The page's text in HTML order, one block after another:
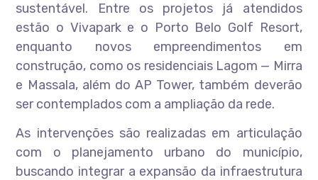
sustentável. Entre os projetos já atendidos
estão o Vivapark e o Porto Belo Golf Resort,
enquanto novos empreendimentos em
construção, como os residenciais Lagom — Mirra
e Massala, além do AP Tower, também deverão
ser contemplados com a ampliação da rede.
As intervenções são realizadas em articulação
com o planejamento urbano do município,
buscando integrar a expansão da infraestrutura